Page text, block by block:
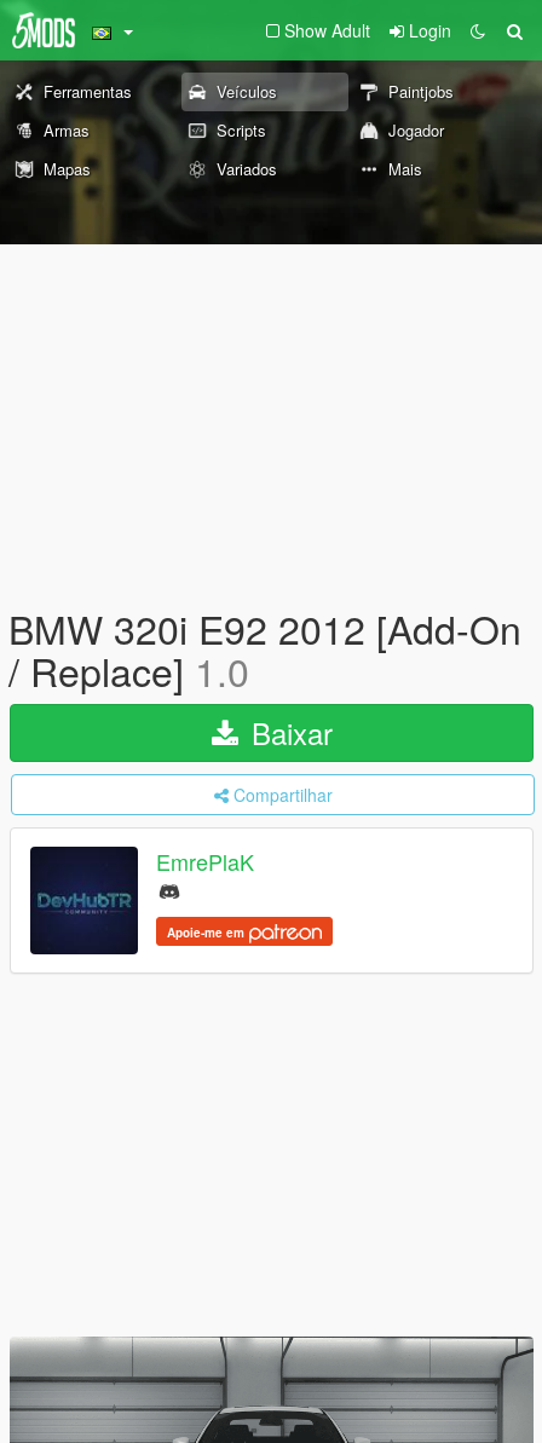
Show Adult Login
Ferramentas Veículos
Paintjobs
Armas
Scripts
Jogador
Mapas
Variados Mais
BMW 320i E92 2012 [Add-On
/ Replace] 1.0
Baixar
Compartilhar
EmrePlaK
Apoie-me em